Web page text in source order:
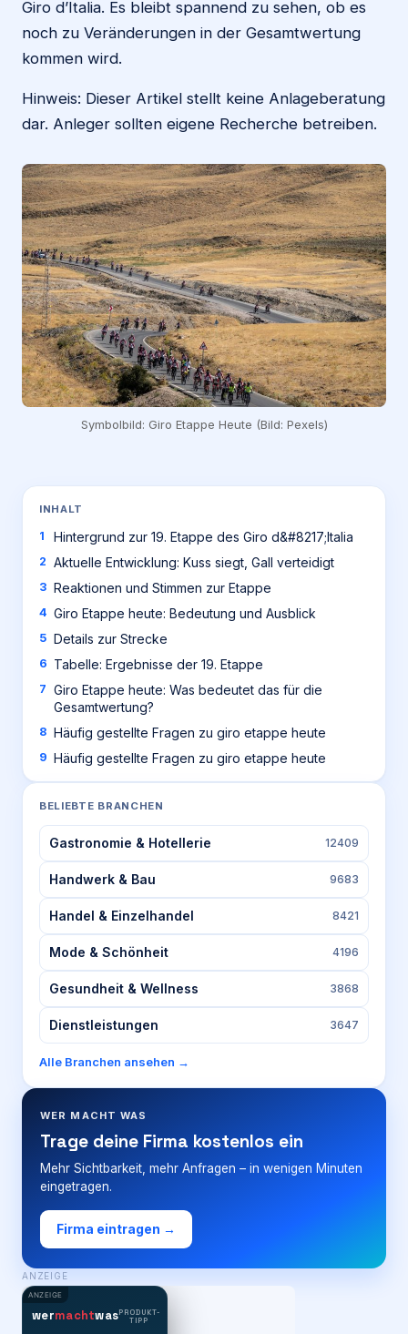
Giro d’Italia. Es bleibt spannend zu sehen, ob es
noch zu Veränderungen in der Gesamtwertung
kommen wird.
Hinweis: Dieser Artikel stellt keine Anlageberatung
dar. Anleger sollten eigene Recherche betreiben.
Symbolbild: Giro Etappe Heute (Bild: Pexels)
INHALT
Hintergrund zur 19. Etappe des Giro d&#8217;Italia
Aktuelle Entwicklung: Kuss siegt, Gall verteidigt
Reaktionen und Stimmen zur Etappe
Giro Etappe heute: Bedeutung und Ausblick
Details zur Strecke
Tabelle: Ergebnisse der 19. Etappe
Giro Etappe heute: Was bedeutet das für die
Gesamtwertung?
Häufig gestellte Fragen zu giro etappe heute
Häufig gestellte Fragen zu giro etappe heute
BELIEBTE BRANCHEN
Gastronomie & Hotellerie 12409
Handwerk & Bau 9683
Handel & Einzelhandel 8421
Mode & Schönheit 4196
Gesundheit & Wellness 3868
Dienstleistungen 3647
Alle Branchen ansehen →
WER MACHT WAS
Trage deine Firma kostenlos ein
Mehr Sichtbarkeit, mehr Anfragen – in wenigen Minuten
eingetragen.
Firma eintragen →
ANZEIGE
ANZEIGE
wermachtwasPRODUKT-
TIPP